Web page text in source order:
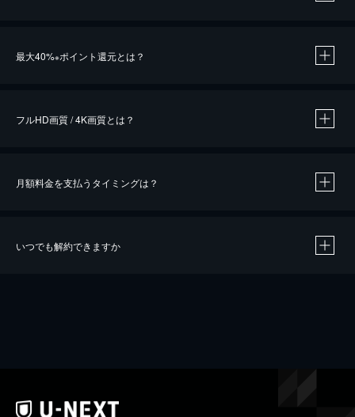
最大40%※ポイント還元とは？
※40％ポイント還元の対象は、クレジットカード決済による作品の購入 / レンタルです。
フルHD画質 / 4K画質とは？
月額料金を支払うタイミングは？
いつでも解約できますか